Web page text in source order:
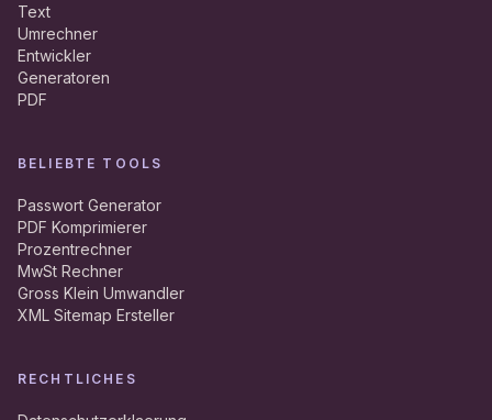
Text
Umrechner
Entwickler
Generatoren
PDF
BELIEBTE TOOLS
Passwort Generator
PDF Komprimierer
Prozentrechner
MwSt Rechner
Gross Klein Umwandler
XML Sitemap Ersteller
RECHTLICHES